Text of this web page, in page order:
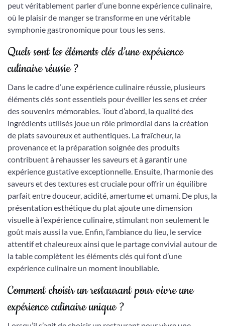
peut véritablement parler d’une bonne expérience culinaire,
où le plaisir de manger se transforme en une véritable
symphonie gastronomique pour tous les sens.
Quels sont les éléments clés d’une expérience
culinaire réussie ?
Dans le cadre d’une expérience culinaire réussie, plusieurs
éléments clés sont essentiels pour éveiller les sens et créer
des souvenirs mémorables. Tout d’abord, la qualité des
ingrédients utilisés joue un rôle primordial dans la création
de plats savoureux et authentiques. La fraîcheur, la
provenance et la préparation soignée des produits
contribuent à rehausser les saveurs et à garantir une
expérience gustative exceptionnelle. Ensuite, l’harmonie des
saveurs et des textures est cruciale pour offrir un équilibre
parfait entre douceur, acidité, amertume et umami. De plus, la
présentation esthétique du plat ajoute une dimension
visuelle à l’expérience culinaire, stimulant non seulement le
goût mais aussi la vue. Enfin, l’ambiance du lieu, le service
attentif et chaleureux ainsi que le partage convivial autour de
la table complètent les éléments clés qui font d’une
expérience culinaire un moment inoubliable.
Comment choisir un restaurant pour vivre une
expérience culinaire unique ?